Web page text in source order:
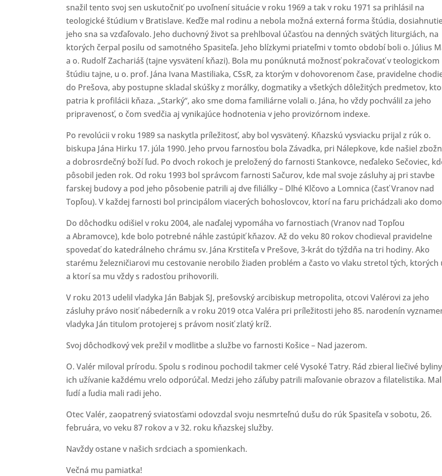
snažil tento svoj sen uskutočniť po uvoľnení situácie v roku 1969 a tak v roku 1971 sa prihlásil na
teologické štúdium v Bratislave. Keďže mal rodinu a nebola možná externá forma štúdia,
jeho sna sa vzďaľovalo. Jeho duchovný život sa prehlboval účasťou na denných svätých liturgiách, na
ktorých čerpal posilu od samotného Spasiteľa. Jeho blízkymi priateľmi v tomto období boli o. Július
a o. Rudolf Zachariáš (tajne vysvätení kňazi). Bola mu ponúknutá možnosť pokračovať v teologickom
štúdiu tajne, u o. prof. Jána Ivana Mastiliaka, CSsR, za ktorým v dohovorenom čase, pravidelne
do Prešova, aby postupne skladal skúšky z morálky, dogmatiky a všetkých dôležitých predmetov,
patria k profilácii kňaza. „Starký“, ako sme doma familiárne volali o. Jána, ho vždy pochválil za jeho
pripravenosť, o čom svedčia aj vynikajúce hodnotenia v jeho provizórnom indexe.
Po revolúcii v roku 1989 sa naskytla príležitosť, aby bol vysvätený. Kňazskú vysviacku prijal z rúk o.
biskupa Jána Hirku 17. júla 1990. Jeho prvou farnosťou bola Závadka, pri Nálepkove, kde našiel
a dobrosrdečný boží ľud. Po dvoch rokoch je preložený do farnosti Stankovce, neďaleko Sečoviec,
pôsobil jeden rok. Od roku 1993 bol správcom farnosti Sačurov, kde mal svoje zásluhy aj pri stavbe
farskej budovy a pod jeho pôsobenie patrili aj dve filiálky – Dlhé Klčovo a Lomnica (časť Vranov nad
Topľou). V každej farnosti bol principálom viacerých bohoslovcov, ktorí na faru prichádzali ako
Do dôchodku odišiel v roku 2004, ale naďalej vypomáha vo farnostiach (Vranov nad Topľou
a Abramovce), kde bolo potrebné náhle zastúpiť kňazov. Až do veku 80 rokov chodieval pravidelne
spovedať do katedrálneho chrámu sv. Jána Krstiteľa v Prešove, 3-krát do týždňa na tri hodiny. Ako
starému železničiarovi mu cestovanie nerobilo žiaden problém a často vo vlaku stretol tých, ktorých
a ktorí sa mu vždy s radosťou prihovorili.
V roku 2013 udelil vladyka Ján Babjak SJ, prešovský arcibiskup metropolita, otcovi Valérovi za jeho
zásluhy právo nosiť nábederník a v roku 2019 otca Valéra pri príležitosti jeho 85. narodenín
vladyka Ján titulom protojerej s právom nosiť zlatý kríž.
Svoj dôchodkový vek prežil v modlitbe a službe vo farnosti Košice – Nad jazerom.
O. Valér miloval prírodu. Spolu s rodinou pochodil takmer celé Vysoké Tatry. Rád zbieral liečivé
ich užívanie každému vrelo odporúčal. Medzi jeho záľuby patrili maľovanie obrazov a filatelistika.
ľudí a ľudia mali radi jeho.
Otec Valér, zaopatrený sviatosťami odovzdal svoju nesmrteľnú dušu do rúk Spasiteľa v sobotu, 26.
februára, vo veku 87 rokov a v 32. roku kňazskej služby.
Navždy ostane v našich srdciach a spomienkach.
Večná mu pamiatka!